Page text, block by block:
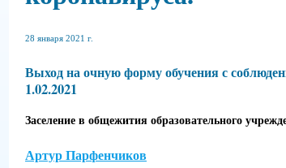
28 января 2021 г.
Выход на очную форму обучения с
1.02.2021
Заселение в общежития образовательного
Артур Парфенчиков